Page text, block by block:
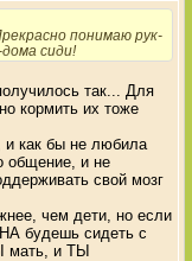
понимаю рук-
сиди!
так... Для
кормить их тоже
и как бы не любила
общение, и не
свой мозг
чем дети, но если
будешь сидеть с
мать, и ТЫ